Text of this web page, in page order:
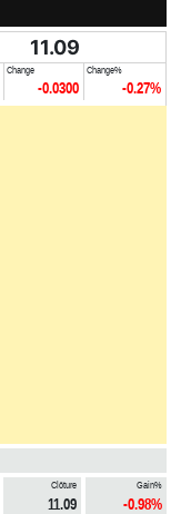
11.09
Change
-0.0300
Change%
-0.27%
Clôture
11.09
Gain%
-0.98%